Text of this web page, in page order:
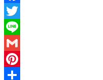
Facebook
Twitter
Line
Gmail
Pinterest